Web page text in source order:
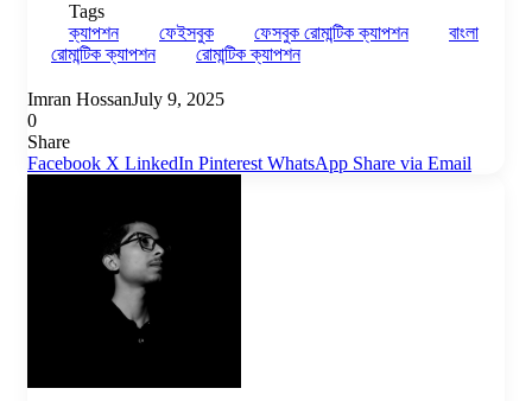
Tags
ক্যাপশন
ফেইসবুক ফেসবুক রোমান্টিক ক্যাপশন
বাংলা
রোমান্টিক ক্যাপশন
রোমান্টিক ক্যাপশন
Imran HossanJuly 9, 2025
0
Share
Facebook X LinkedIn Pinterest WhatsApp Share via Email